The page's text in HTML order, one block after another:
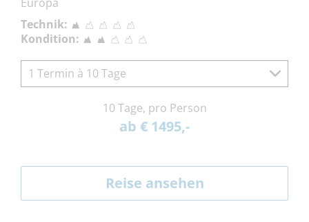
Technik:
Kondition:
1 Termin à 10 Tage
10 Tage, pro Person
ab € 1495,-
Reise ansehen